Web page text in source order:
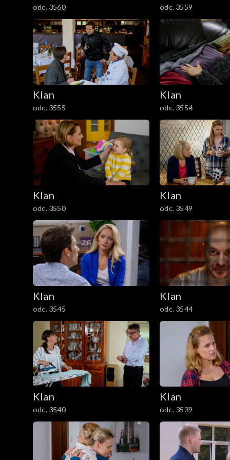
1101–1200
1001–1100
901–1000
801–900
701–800
601–700
501–600
401–500
301–400
201–300
101–200
1–100
odc. 3560 odc. 3559
Klan
odc. 3555
Klan
odc. 3554
Klan
odc. 3550
Klan
odc. 3549
Klan
odc. 3545
Klan
odc. 3544
Klan
odc. 3540
Klan
odc. 3539